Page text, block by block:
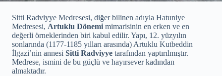
Sitti Radviyye Medresesi, diğer bilinen adıyla Hatuniye
Medresesi, Artuklu Dönemi mimarisinin en erken ve en
değerli örneklerinden biri kabul edilir. Yapı, 12. yüzyılın
sonlarında (1177-1185 yılları arasında) Artuklu Kutbeddin
İlgazi’nin annesi Sitti Radviyye tarafından yaptırılmıştır.
Medrese, ismini de bu güçlü ve hayırsever kadından
almaktadır.